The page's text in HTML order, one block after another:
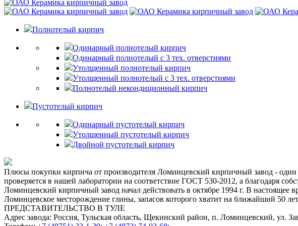
Полнотелый кирпич
Одинарный полнотелый кирпич
Одинарный полнотелый с 3 тех. отверстиями
Утолщенный полнотелый кирпич
Утолщенный полнотелый с 3 тех. отверстиями
Полнотелый некондиционный кирпич
Пустотелый кирпич
Одинарный пустотелый кирпич
Утолщенный пустотелый кирпич
Двойной пустотелый кирпич
Плюсы покупки кирпича от производителя Ломинцевский кирпичный завод - один
проверяется в нашей лаборатории на соответствие ГОСТ 530-2012, а благодаря
Ломинцевский кирпичный завод начал действовать в октябре 1994 г. В настоящее
Ломинцевское месторождение глины, запасов которого хватит на ближайший 50
ПРЕДСТАВИТЕЛЬСТВО В ТУЛЕ
Адрес завода: Россия, Тульская область, Щекинский район, п. Ломинцевский, ул.